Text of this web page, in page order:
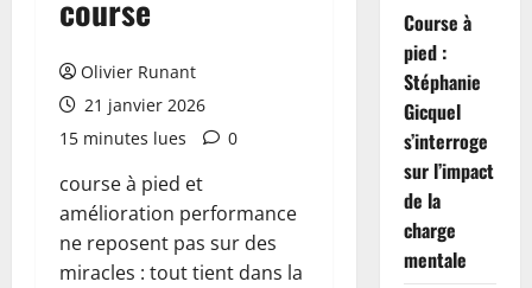
course
Olivier Runant
21 janvier 2026
15 minutes lues
0
course à pied et
amélioration performance
ne reposent pas sur des
miracles : tout tient dans la
Course à
pied :
Stéphanie
Gicquel
s’interroge
sur l’impact
de la
charge
mentale